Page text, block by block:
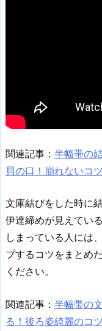
関連記事： 半幅帯の
貝の口！崩れないコ
文庫結びをした時に
伊達締めが見えてい
しまっている人には
プするコツをまとめ
ください。
関連記事： 半幅帯の
る！後ろ姿綺麗のコツ